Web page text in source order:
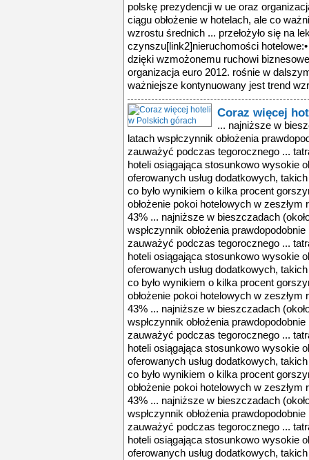
polskę prezydencji w ue oraz
ciągu obłożenie w hotelach, ale co
wzrostu średnich ... przełożyło się na
czynszu[link2]nieruchomości
dzięki wzmożonemu ruchowi
organizacja euro 2012. rośnie w
ważniejsze kontynuowany jest trend
Coraz więcej
... najniższe w
latach wspłczynnik obłożenia
zauważyć podczas tegorocznego ...
hoteli osiągająca stosunkowo wysokie
oferowanych usług dodatkowych,
co było wynikiem o kilka procent
obłożenie pokoi hotelowych w zeszłym
43% ... najniższe w bieszczadach
wspłczynnik obłożenia
zauważyć podczas tegorocznego ...
hoteli osiągająca stosunkowo wysokie
oferowanych usług dodatkowych,
co było wynikiem o kilka procent
obłożenie pokoi hotelowych w zeszłym
43% ... najniższe w bieszczadach
wspłczynnik obłożenia
zauważyć podczas tegorocznego ...
hoteli osiągająca stosunkowo wysokie
oferowanych usług dodatkowych,
co było wynikiem o kilka procent
obłożenie pokoi hotelowych w zeszłym
43% ... najniższe w bieszczadach
wspłczynnik obłożenia
zauważyć podczas tegorocznego ...
hoteli osiągająca stosunkowo wysokie
oferowanych usług dodatkowych,